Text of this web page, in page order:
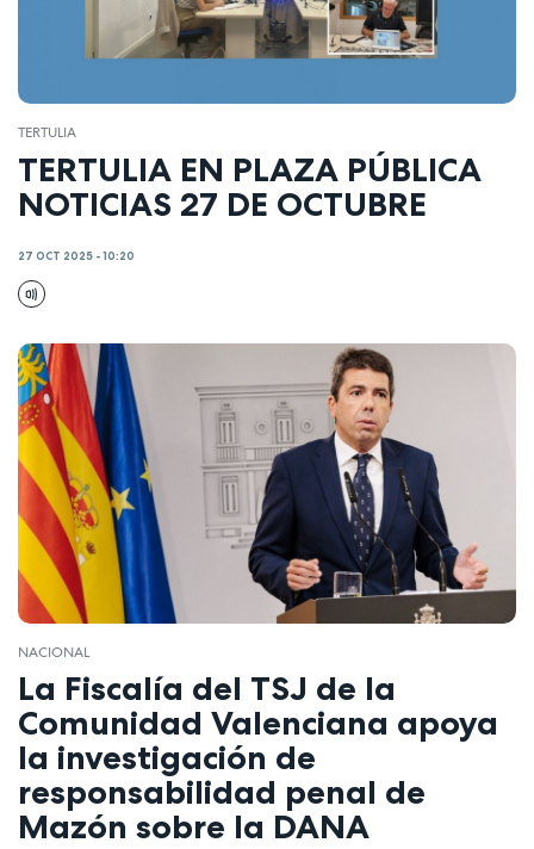
TERTULIA
TERTULIA EN PLAZA PÚBLICA
NOTICIAS 27 DE OCTUBRE
27 OCT 2025 - 10:20
NACIONAL
La Fiscalía del TSJ de la
Comunidad Valenciana apoya
la investigación de
responsabilidad penal de
Mazón sobre la DANA